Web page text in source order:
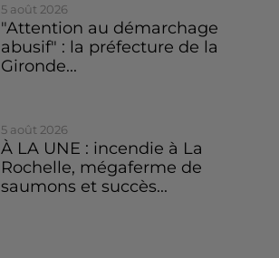
5 août 2026
"Attention au démarchage
abusif" : la préfecture de la
Gironde...
5 août 2026
À LA UNE : incendie à La
Rochelle, mégaferme de
saumons et succès...